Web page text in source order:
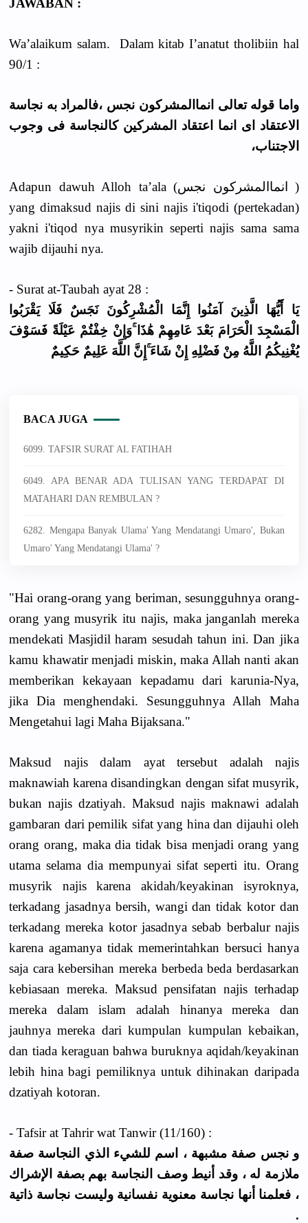
Wa’alaikum salam. Dalam kitab I’anatut tholibiin hal
90/1 :
واما قوله تعالى انماالمشركون نجس ،فالمراد به نجاسة
الاعتقاد اى انما اعتقاد المشركين كالنجاسة فى وجوب
الاجتناب،
Adapun dawuh Alloh ta’ala (انماالمشركون نجس )
yang dimaksud najis di sini najis i'tiqodi (pertekadan)
yakni i'tiqod nya musyrikin seperti najis sama sama
wajib dijauhi nya.
- Surat at-Taubah ayat 28 :
يَا أَيُّهَا الَّذِينَ آمَنُوا إِنَّمَا الْمُشْرِكُونَ نَجَسٌ فَلَا يَقْرَبُوا
الْمَسْجِدَ الْحَرَامَ بَعْدَ عَامِهِمْ هَٰذَا ۚوَإِنْ خِفْتُمْ عَيْلَةً فَسَوْفَ
يُغْنِيكُمُ اللَّهُ مِنْ فَضْلِهِ إِنْ شَاءَ ۚإِنَّ اللَّهَ عَلِيمٌ حَكِيمٌ
BACA JUGA
6099. TAFSIR SURAT AL FATIHAH
6049. APA BENAR ADA TULISAN YANG TERDAPAT DI
MATAHARI DAN REMBULAN ?
6282. Mengapa Banyak Ulama' Yang Mendatangi Umaro', Bukan
Umaro' Yang Mendatangi Ulama' ?
"Hai orang-orang yang beriman, sesungguhnya orang-
orang yang musyrik itu najis, maka janganlah mereka
mendekati Masjidil haram sesudah tahun ini. Dan jika
kamu khawatir menjadi miskin, maka Allah nanti akan
memberikan kekayaan kepadamu dari karunia-Nya,
jika Dia menghendaki. Sesungguhnya Allah Maha
Mengetahui lagi Maha Bijaksana."
Maksud najis dalam ayat tersebut adalah najis
maknawiah karena disandingkan dengan sifat musyrik,
bukan najis dzatiyah. Maksud najis maknawi adalah
gambaran dari pemilik sifat yang hina dan dijauhi oleh
orang orang, maka dia tidak bisa menjadi orang yang
utama selama dia mempunyai sifat seperti itu. Orang
musyrik najis karena akidah/keyakinan isyroknya,
terkadang jasadnya bersih, wangi dan tidak kotor dan
terkadang mereka kotor jasadnya sebab berbalur najis
karena agamanya tidak memerintahkan bersuci hanya
saja cara kebersihan mereka berbeda beda berdasarkan
kebiasaan mereka. Maksud pensifatan najis terhadap
mereka dalam islam adalah hinanya mereka dan
jauhnya mereka dari kumpulan kumpulan kebaikan,
dan tiada keraguan bahwa buruknya aqidah/keyakinan
lebih hina bagi pemiliknya untuk dihinakan daripada
dzatiyah kotoran.
- Tafsir at Tahrir wat Tanwir (11/160) :
و نجس صفة مشبهة ، اسم للشيء الذي النجاسة صفة
ملازمة له ، وقد أنيط وصف النجاسة بهم بصفة الإشراك
، فعلمنا أنها نجاسة معنوية نفسانية وليست نجاسة ذاتية
.